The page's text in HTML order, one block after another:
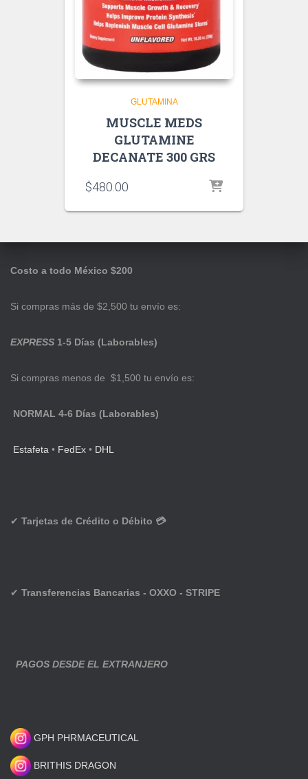
GLUTAMINA
MUSCLE MEDS
GLUTAMINE
DECANATE 300 GRS
$480.00
Costo a todo México $200
Si compras más de $2,500 tu envío es:
EXPRESS 1-5 Días (Laborables)
Si compras menos de $1,500 tu envío es:
NORMAL 4-6 Días (Laborables)
Estafeta • FedEx • DHL
✔ Tarjetas de Crédito o Débito 💳
✔ Transferencias Bancarias - OXXO - STRIPE
PAGOS DESDE EL EXTRANJERO
GPH PHRMACEUTICAL
BRITHIS DRAGON